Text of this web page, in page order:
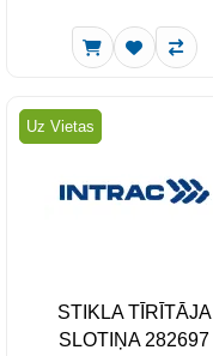
Uz Vietas
STIKLA TĪRĪTĀJA
SLOTIŅA 282697